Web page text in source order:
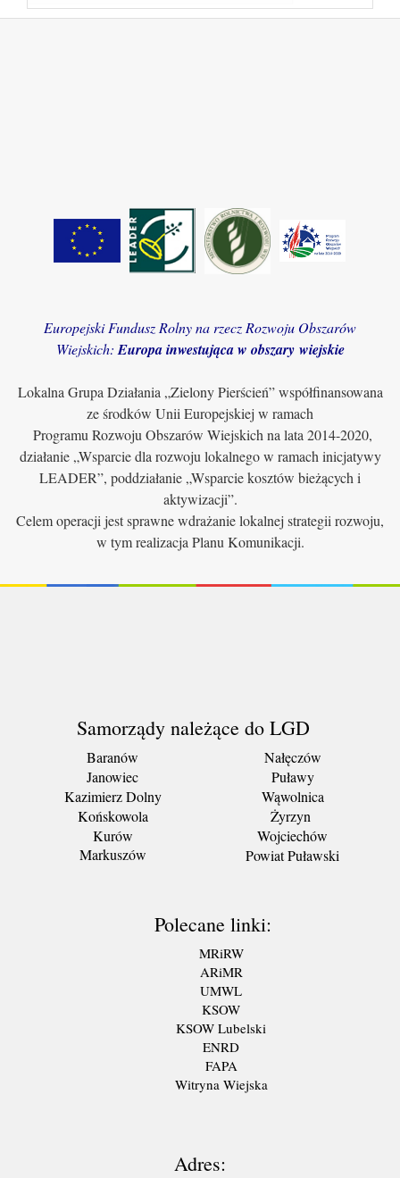
Europejski Fundusz Rolny na rzecz Rozwoju Obszarów
Wiejskich: Europa inwestująca w obszary wiejskie
Lokalna Grupa Działania „Zielony Pierścień” współfinansowana
ze środków Unii Europejskiej w ramach
Programu Rozwoju Obszarów Wiejskich na lata 2014-2020,
działanie „Wsparcie dla rozwoju lokalnego w ramach inicjatywy
LEADER”, poddziałanie „Wsparcie kosztów bieżących i
aktywizacji”.
Celem operacji jest sprawne wdrażanie lokalnej strategii rozwoju,
w tym realizacja Planu Komunikacji.
Samorządy należące do LGD
Baranów
Janowiec
Kazimierz Dolny
Końskowola
Kurów
Markuszów
Nałęczów
Puławy
Wąwolnica
Żyrzyn
Wojciechów
Powiat Puławski
Polecane linki:
MRiRW
ARiMR
UMWL
KSOW
KSOW Lubelski
ENRD
FAPA
Witryna Wiejska
Adres: